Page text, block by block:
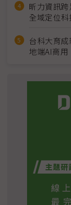
昕力資訊
全域定位科
台科大育
地端AI商用